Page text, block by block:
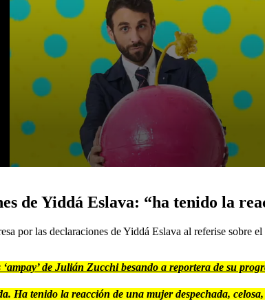
de Yiddá Eslava: “ha tenido la
por las declaraciones de Yiddá Eslava al referise sobre
de Julián Zucchi besando a reportera de su
Ha tenido la reacción de una mujer despechada,